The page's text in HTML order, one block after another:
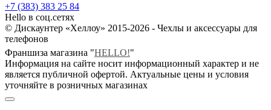
+7 (383) 383 25 84
Hello в соц.сетях
© Дискаунтер «Хеллоу» 2015-2026 - Чехлы и аксессуары для
телефонов
Франшиза магазина "HELLO!"
Информация на сайте носит информационный характер и не
является публичной офертой. Актуальные цены и условия
уточняйте в розничных магазинах